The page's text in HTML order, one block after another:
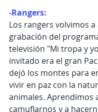
-Rangers:
Los rangers volvimos a
grabación del
televisión "Mi tropa y
invitado era el gran
dejó los montes para
vivir en paz con la
animales. Aprendimos
camuflarnos y a